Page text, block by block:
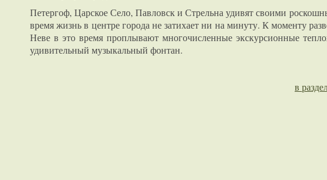
Петергоф, Царское Село, Павловск и Стрельна удивят своими
время жизнь в центре города не затихает ни на минуту. К моменту
Неве в это время проплывают многочисленные экскурсионные
удивительный музыкальный фонтан.
в